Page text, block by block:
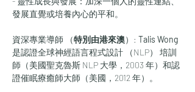
發展直覺或培養內心的平和。
資深專業導師 （特別由港來澳）: Talis Wong
是認證全球神經語言程式設計 （NLP） 培訓
師（美國聖克魯斯 NLP 大學，2003 年）和認
證催眠療癒師大師（美國，2012 年）。